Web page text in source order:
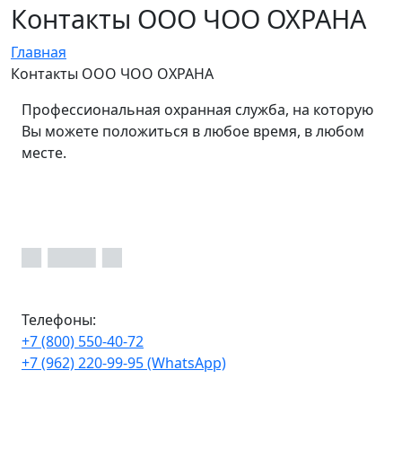
Контакты ООО ЧОО ОХРАНА
Главная
Контакты ООО ЧОО ОХРАНА
Профессиональная охранная служба, на которую
Вы можете положиться в любое время, в любом
месте.
Телефоны:
+7 (800) 550-40-72
+7 (962) 220-99-95 (WhatsApp)